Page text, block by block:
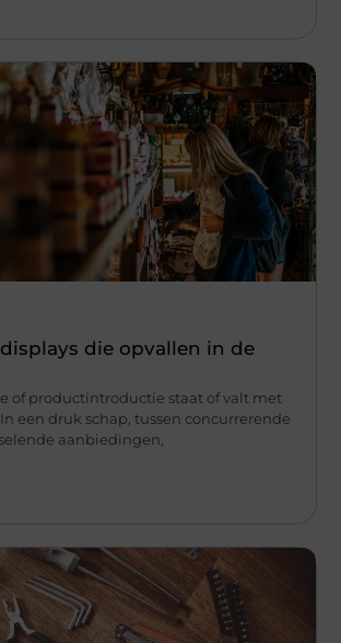
die opvallen in de
of productintroductie staat of valt met
een druk schap, tussen concurrerende
aanbiedingen,